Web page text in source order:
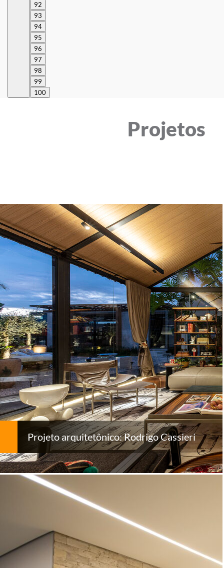
92
93
94
95
96
97
98
99
100
Projetos
Projeto arquitetônico: Rodrigo Cassieri